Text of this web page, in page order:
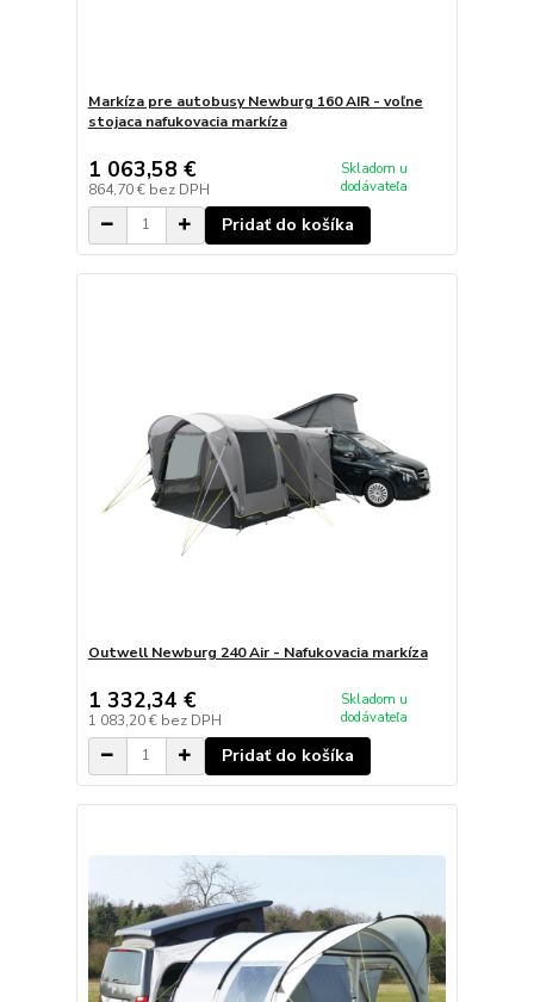
Markíza pre autobusy Newburg 160 AIR - voľne
stojaca nafukovacia markíza
1 063,58 €
864,70 € bez DPH
Skladom u
dodávateľa
Pridať do košíka
Outwell Newburg 240 Air - Nafukovacia markíza
1 332,34 €
1 083,20 € bez DPH
Skladom u
dodávateľa
Pridať do košíka